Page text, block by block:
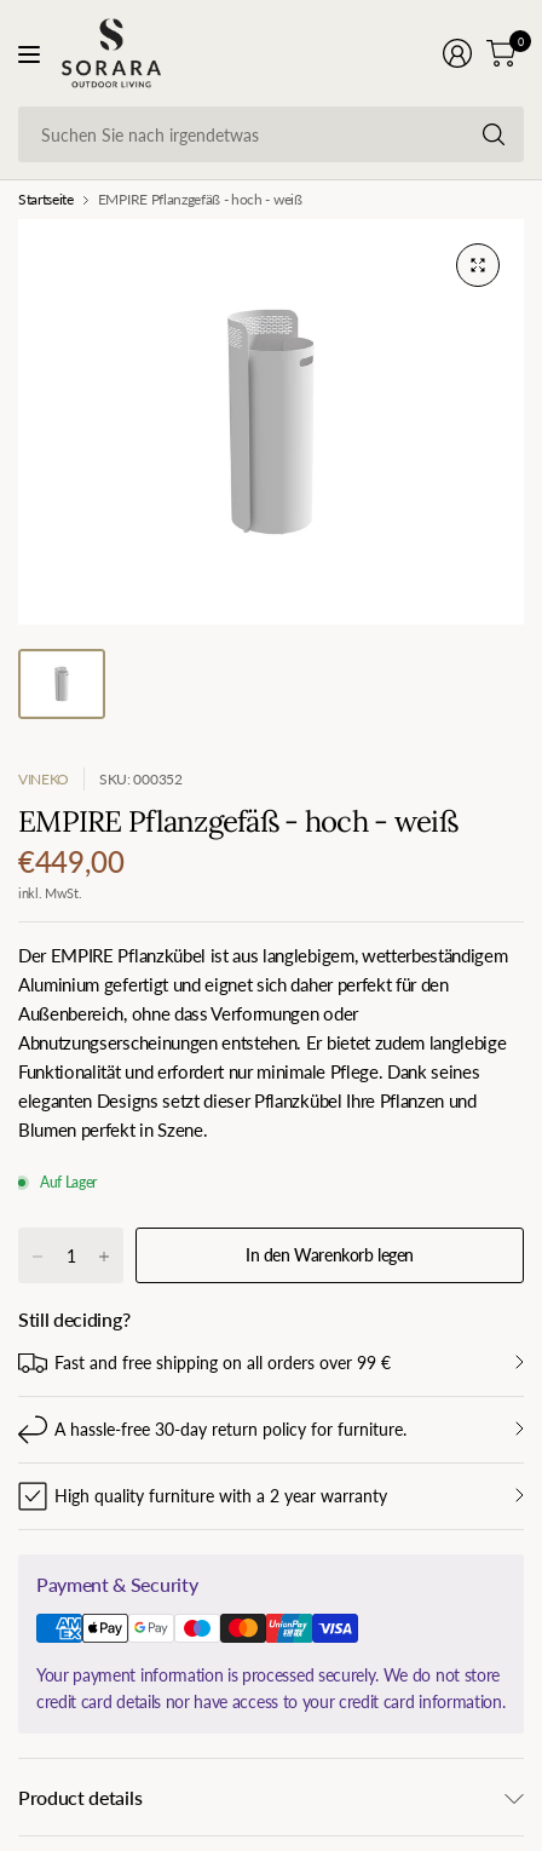
0
Startseite EMPIRE Pflanzgefäß - hoch - weiß
VINEKO SKU: 000352
EMPIRE Pflanzgefäß - hoch - weiß
€449,00
inkl. MwSt.
Der EMPIRE Pflanzkübel ist aus langlebigem, wetterbeständigem
Aluminium gefertigt und eignet sich daher perfekt für den
Außenbereich, ohne dass Verformungen oder
Abnutzungserscheinungen entstehen. Er bietet zudem langlebige
Funktionalität und erfordert nur minimale Pflege. Dank seines
eleganten Designs setzt dieser Pflanzkübel Ihre Pflanzen und
Blumen perfekt in Szene.
Auf Lager
In den Warenkorb legen
Still deciding?
Fast and free shipping on all orders over 99 €
A hassle-free 30-day return policy for furniture.
High quality furniture with a 2 year warranty
Payment & Security
Your payment information is processed securely. We do not store
credit card details nor have access to your credit card information.
Product details